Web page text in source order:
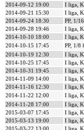
2014-09-12 19:00
I liga,
2014-09-21 15:30
I liga,
2014-09-24 18:30
PP, 1/
2014-09-28 19:46
I liga,
2014-10-10 18:00
I liga,
2014-10-15 17:45
PP, 1/8
2014-10-19 12:30
I liga,
2014-10-25 17:45
I liga,
2014-10-31 19:45
I liga,
2014-11-09 14:00
I liga,
2014-11-16 12:30
I liga,
2014-11-22 12:00
I liga,
2014-11-28 17:00
I liga,
2015-03-07 17:45
I liga,
2015-03-13 19:00
I liga,
2015-03-22 13:00
I liga,